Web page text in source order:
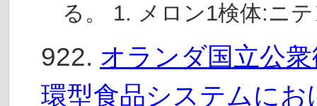
る。 1. メロン1検体:ニ
922. オランダ国立公
環型食品システムに